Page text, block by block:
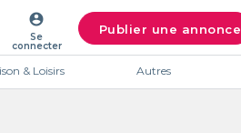
account_circle
Se
connecter
Publier une annonce
& Loisirs Autres